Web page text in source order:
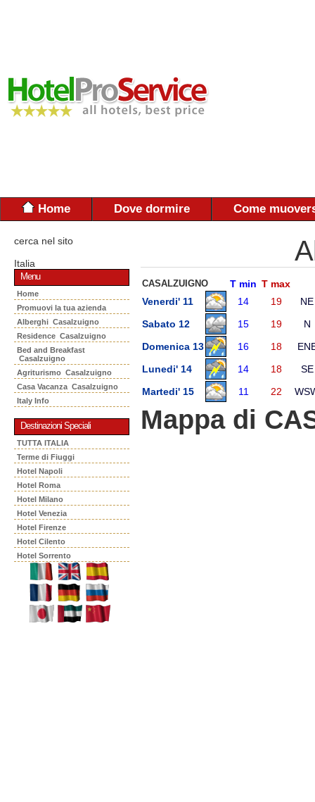
Home Dove dormire Come
cerca nel sito
Italia
Menu
Home
Promuovi la tua azienda
Alberghi Casalzuigno
Residence Casalzuigno
Bed and Breakfast
Casalzuigno
Agriturismo Casalzuigno
Casa Vacanza Casalzuigno
Italy Info
Destinazioni Speciali
TUTTA ITALIA
Terme di Fiuggi
Hotel Napoli
Hotel Roma
Hotel Milano
Hotel Venezia
Hotel Firenze
Hotel Cilento
Hotel Sorrento
CASALZUIGNO T min T max
Venerdi' 11
14 19
NE
Sabato 12
15 19
N
Domenica 13
16 18
Lunedi' 14
14 18
SE
Martedi' 15
11 22
Mappa di